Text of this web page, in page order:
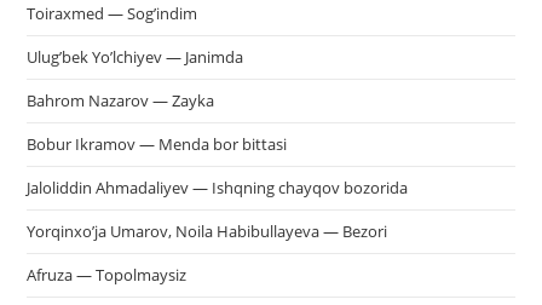
Toiraxmed — Sog’indim
Ulug’bek Yo’lchiyev — Janimda
Bahrom Nazarov — Zayka
Bobur Ikramov — Menda bor bittasi
Jaloliddin Ahmadaliyev — Ishqning chayqov bozorida
Yorqinxo’ja Umarov, Noila Habibullayeva — Bezori
Afruza — Topolmaysiz